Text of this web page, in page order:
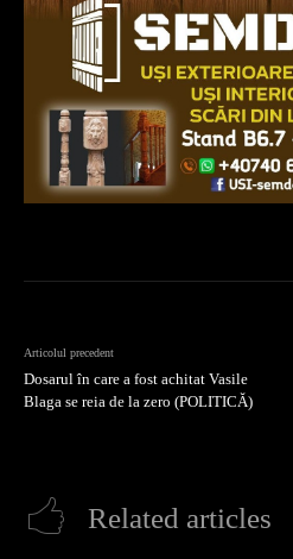
Articolul precedent
Dosarul în care a fost achitat Vasile
Blaga se reia de la zero (POLITICĂ)
Related articles